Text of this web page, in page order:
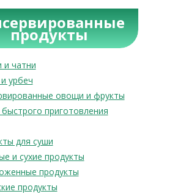
продукты
и чатни
урбеч
овощи и фрукты
приготовления
для суши
и сухие продукты
продукты
продукты